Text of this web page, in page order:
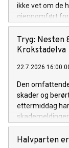
ikke vet om de
gjennomført for
Tryg: Nesten
Krokstadelva
22.7.2026
Den
skader og
ettermiddag
Halvparten